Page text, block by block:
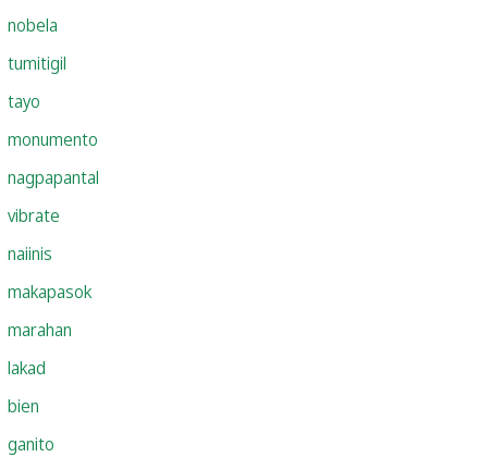
nobela
tumitigil
tayo
monumento
nagpapantal
vibrate
naiinis
makapasok
marahan
lakad
bien
ganito